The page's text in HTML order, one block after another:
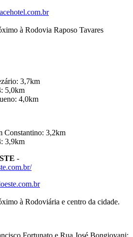
à Rodovia Raposo Tavares
3,7km
5,0km
4,0km
Constantino: 3,2km
3,9km
-
à Rodoviária e centro da cidade.
Fortunato e Rua José Bongiovani: